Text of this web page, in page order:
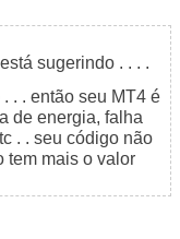
sugerindo . . . .
. . então seu MT4 é
de energia, falha
. . seu código não
tem mais o valor